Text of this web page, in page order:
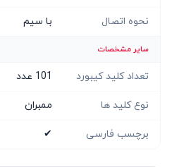
نحوه اتصال با سیم
سایر مشخصات
تعداد کلید کیبورد 101 عدد
نوع کلید ها ممبران
برچسب فارسی ✔